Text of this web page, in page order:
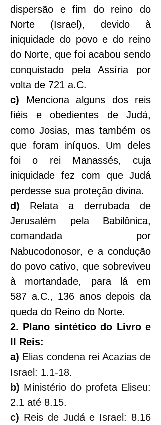
dispersão e fim do reino do
Norte (Israel), devido à
iniquidade do povo e do reino
do Norte, que foi acabou sendo
conquistado pela Assíria por
volta de 721 a.C.
c) Menciona alguns dos reis
fiéis e obedientes de Judá,
como Josias, mas também os
que foram iníquos. Um deles
foi o rei Manassés, cuja
iniquidade fez com que Judá
perdesse sua proteção divina.
d) Relata a derrubada de
Jerusalém pela Babilônica,
comandada por
Nabucodonosor, e a condução
do povo cativo, que sobreviveu
à mortandade, para lá em
587 a.C., 136 anos depois da
queda do Reino do Norte.
2. Plano sintético do Livro e
II Reis:
a) Elias condena rei Acazias de
Israel: 1.1-18.
b) Ministério do profeta Eliseu:
2.1 até 8.15.
c) Reis de Judá e Israel: 8.16